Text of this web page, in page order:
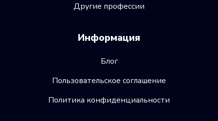
Другие профессии
Информация
Блог
Пользовательское соглашение
Политика конфиденциальности